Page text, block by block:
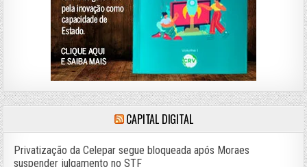
CAPITAL DIGITAL
Privatização da Celepar segue bloqueada após Moraes
suspender julgamento no STF